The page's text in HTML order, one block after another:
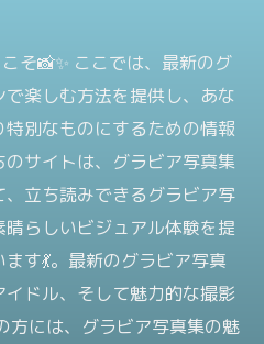
そ📸✨ ここでは、最新のグ
楽しむ方法を提供し、あな
別なものにするための情報
サイトは、グラビア写真集
立ち読みできるグラビア写
らしいビジュアル体験を提
す💃。最新のグラビア写真
ドル、そして魅力的な撮影
方には、グラビア写真集の魅